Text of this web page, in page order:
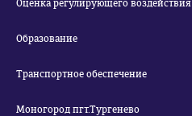
Оценка регулирующего воздействия
Образование
Транспортное обеспечение
Моногород пгт.Тургенево